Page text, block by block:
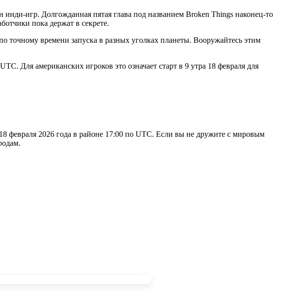
игр. Долгожданная пятая глава под названием Broken Things наконец-то
пока держат в секрете.
времени запуска в разных уголках планеты. Вооружайтесь этим
Для американских игроков это означает старт в 9 утра 18 февраля для
февраля 2026 года в районе 17:00 по UTC. Если вы не дружите с мировым